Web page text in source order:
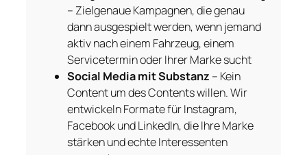
– Zielgenaue Kampagnen, die genau
dann ausgespielt werden, wenn jemand
aktiv nach einem Fahrzeug, einem
Servicetermin oder Ihrer Marke sucht
Social Media mit Substanz – Kein
Content um des Contents willen. Wir
entwickeln Formate für Instagram,
Facebook und LinkedIn, die Ihre Marke
stärken und echte Interessenten